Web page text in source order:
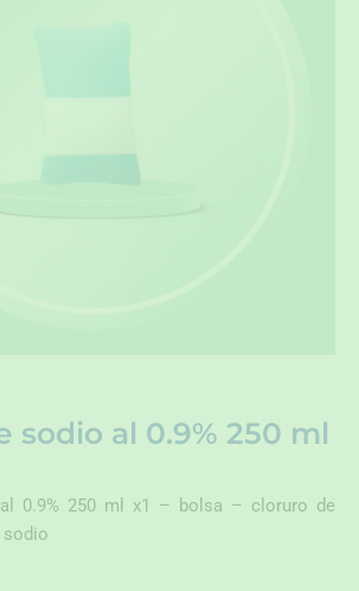
sodio al 0.9% 250 ml
0.9% 250 ml x1 – bolsa – cloruro de